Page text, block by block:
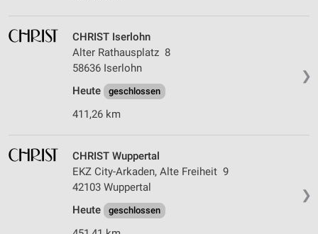
❯
CHRIST Iserlohn
Alter Rathausplatz 8
58636 Iserlohn
Heute
geschlossen
411,26 km
❯
CHRIST Wuppertal
EKZ City-Arkaden, Alte Freiheit 9
42103 Wuppertal
Heute
geschlossen